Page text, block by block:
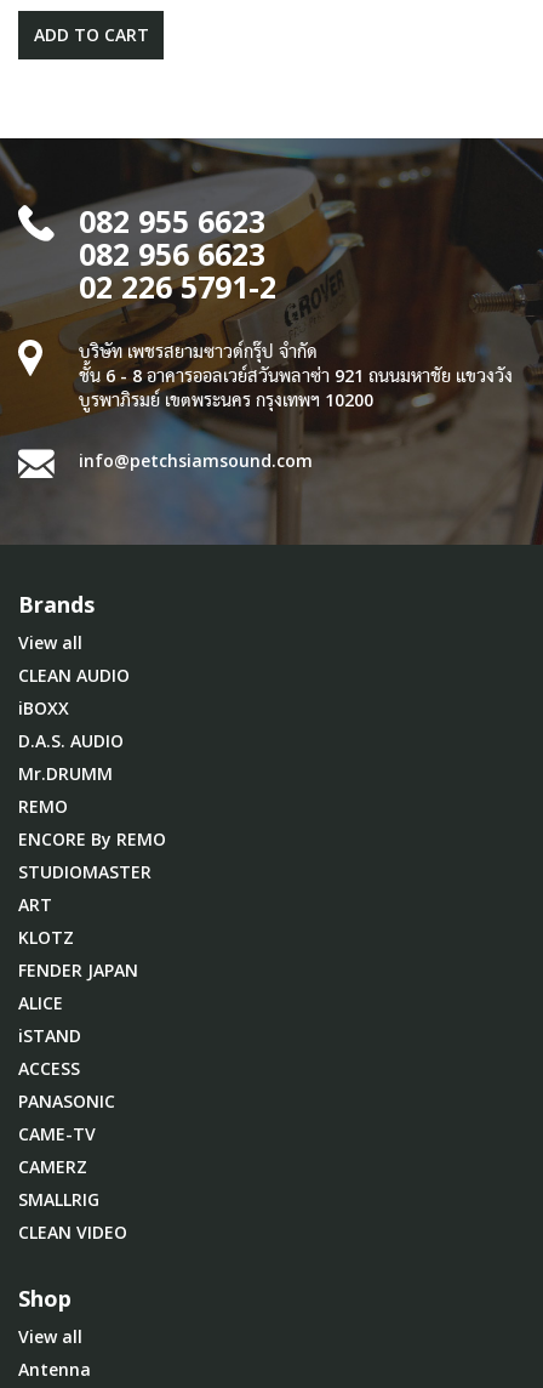
ADD TO CART
082 955 6623
082 956 6623
02 226 5791-2
บริษัท เพชรสยามซาวด์กรุ๊ป จำกัด
ชั้น 6 - 8 อาคารออลเวย์สวันพลาซ่า 921 ถนนมหาชัย แขวงวัง
บูรพาภิรมย์ เขตพระนคร กรุงเทพฯ 10200
info@petchsiamsound.com
Brands
View all
CLEAN AUDIO
iBOXX
D.A.S. AUDIO
Mr.DRUMM
REMO
ENCORE By REMO
STUDIOMASTER
ART
KLOTZ
FENDER JAPAN
ALICE
iSTAND
ACCESS
PANASONIC
CAME-TV
CAMERZ
SMALLRIG
CLEAN VIDEO
Shop
View all
Antenna